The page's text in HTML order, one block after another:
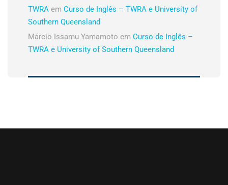
TWRA em Curso de Inglês – TWRA e University of
Southern Queensland
Márcio Issamu Yamamoto em Curso de Inglês –
TWRA e University of Southern Queensland